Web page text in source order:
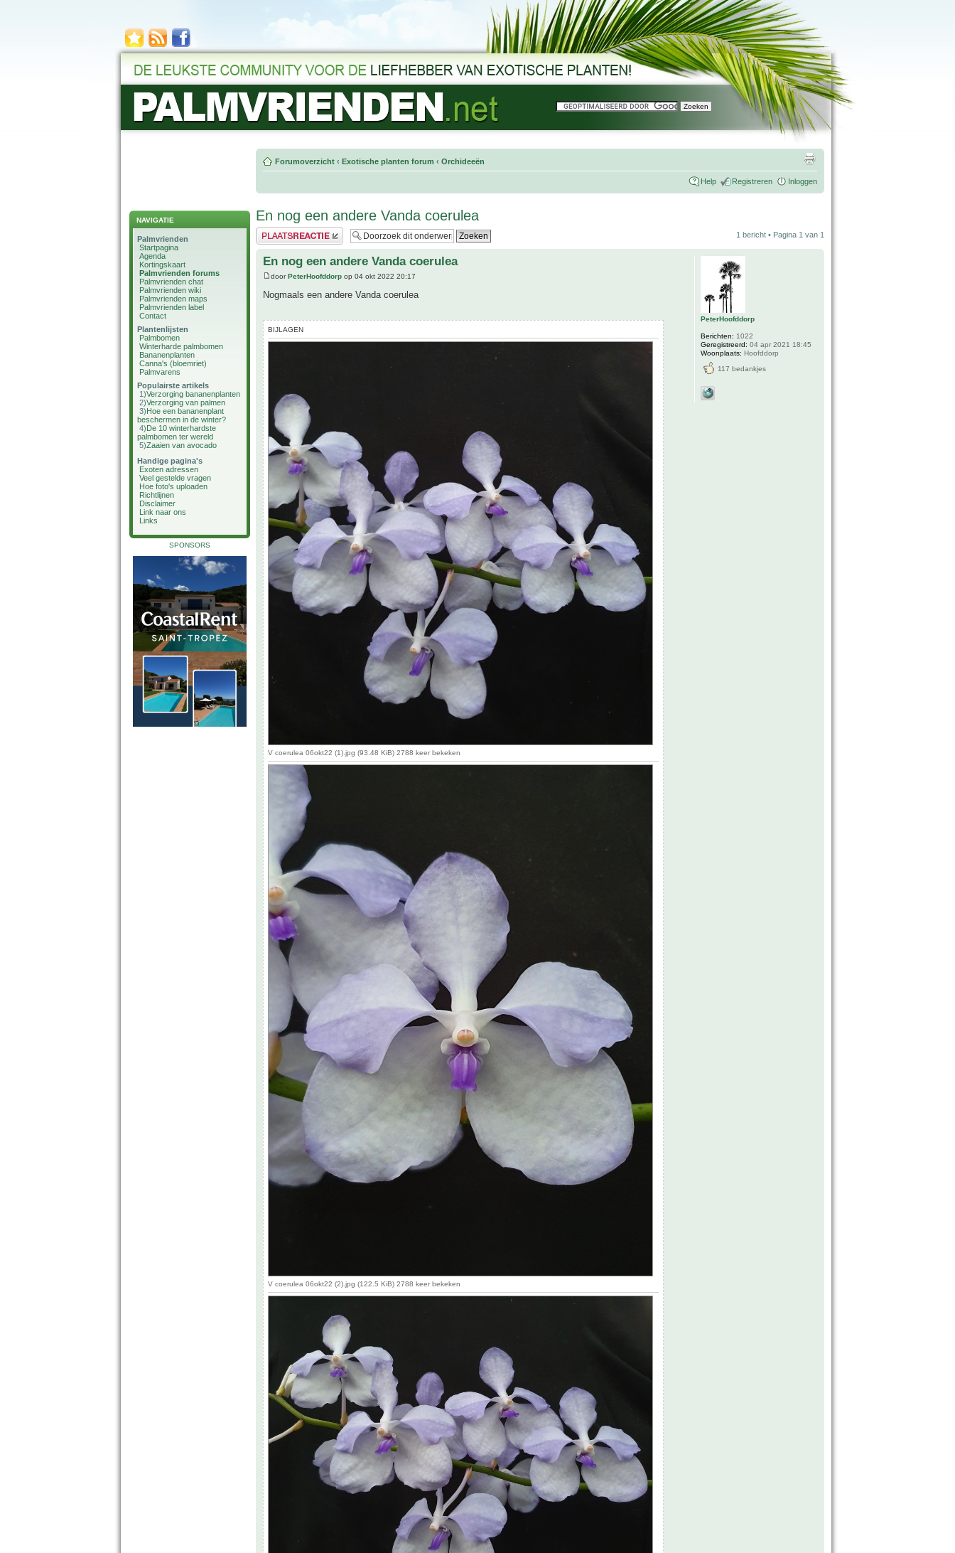
NAVIGATIE
Palmvrienden
Startpagina
Agenda
Kortingskaart
Palmvrienden forums
Palmvrienden chat
Palmvrienden wiki
Palmvrienden maps
Palmvrienden label
Contact
Plantenlijsten
Palmbomen
Winterharde palmbomen
Bananenplanten
Canna's (bloemriet)
Palmvarens
Populairste artikels
1)Verzorging bananenplanten
2)Verzorging van palmen
3)Hoe een bananenplant
beschermen in de winter?
4)De 10 winterhardste
palmbomen ter wereld
5)Zaaien van avocado
Handige pagina's
Exoten adressen
Veel gestelde vragen
Hoe foto's uploaden
Richtlijnen
Disclaimer
Link naar ons
Links
SPONSORS
Forumoverzicht ‹ Exotische planten forum ‹ Orchideeën
Help Registreren Inloggen
En nog een andere Vanda coerulea
Plaats een reactie 1 bericht • Pagina 1 van 1
En nog een andere Vanda coerulea
doorPeterHoofddorp op 04 okt 2022 20:17
Nogmaals een andere Vanda coerulea
BIJLAGEN
V coerulea 06okt22 (1).jpg (93.48 KiB) 2788 keer bekeken
V coerulea 06okt22 (2).jpg (122.5 KiB) 2788 keer bekeken
PeterHoofddorp
Berichten: 1022
Geregistreerd: 04 apr 2021 18:45
Woonplaats: Hoofddorp
117 bedankjes